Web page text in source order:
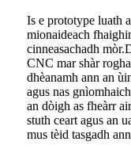
Is e prototype luath
mionaideach
cinneasachadh
CNC mar shàr
dhèanamh ann an
agus nas
an dòigh as fheàrr
stuth ceart agus an
mus tèid tasgadh